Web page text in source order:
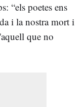
“els poetes ens
i la nostra mort i
que no